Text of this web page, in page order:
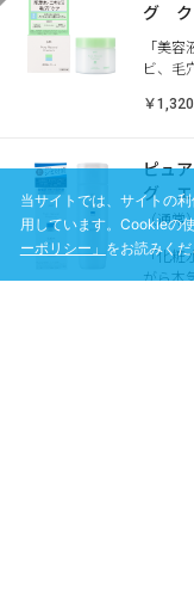
グ ク
「美
ビ、毛
￥
ピュ
グ エ
（通常
「化粧
がら本
当サイトでは、サイトの
用しています。Cookieの
ーポリシー」 をお読みくだ